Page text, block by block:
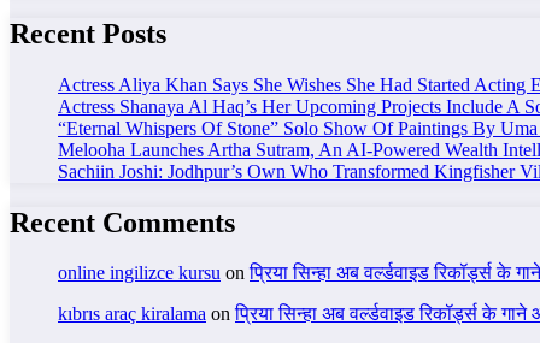
Recent Posts
Actress Aliya Khan Says She Wishes She Had Started Acting
Actress Shanaya Al Haq’s Her Upcoming Projects Include
“Eternal Whispers Of Stone” Solo Show Of Paintings By
Melooha Launches Artha Sutram, An AI-Powered Wealth
Sachiin Joshi: Jodhpur’s Own Who Transformed Kingfisher
Recent Comments
online ingilizce kursu onप्रिया सिन्हा अब वर्ल्डवाइड रिकॉर्ड्स के
kıbrıs araç kiralama onप्रिया सिन्हा अब वर्ल्डवाइड रिकॉर्ड्स के